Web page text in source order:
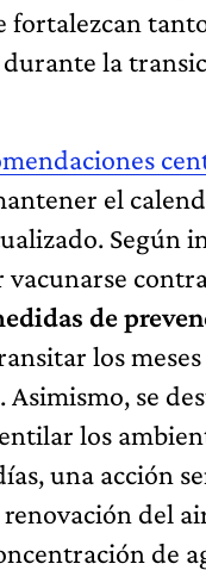
fortalezcan
la
el
Según
de
los
Asimismo, se
los
una acción
del
de